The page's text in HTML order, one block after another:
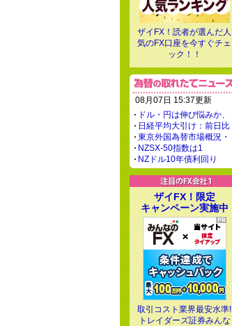
ザイFX！読者が選んだ人
気のFX口座を今すぐチェ
ック！！
08月07日 15:37更新
ドル・円は伸び悩みか、
日経平均大引け：前日比
東京外国為替市場概況・
NZSX-50指数は1
NZドル10年債利回り
ザイFX！限定
キャンペーン実施中
取引コスト業界最安水準!
トレイダーズ証券みんな